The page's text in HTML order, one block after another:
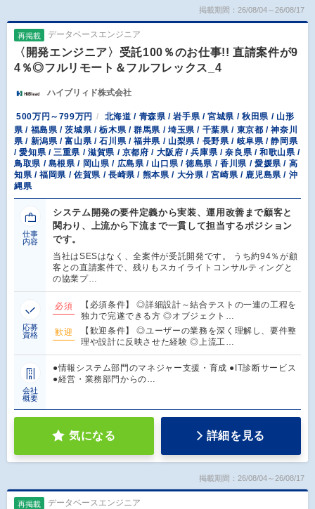
掲載期間：26/08/04～26/08/17
再掲載 データベースエンジニア
〈開発エンジニア〉受託100％のお仕事!! 直請案件が9
4％◎フルリモート＆フルフレックス_4
ハイブリィド株式会社
500万円～799万円
北海道 / 青森県 / 岩手県 / 宮城県 / 秋田県 / 山形
県 / 福島県 / 茨城県 / 栃木県 / 群馬県 / 埼玉県 / 千葉県 / 東京都 / 神奈川
県 / 新潟県 / 富山県 / 石川県 / 福井県 / 山梨県 / 長野県 / 岐阜県 / 静岡県
/ 愛知県 / 三重県 / 滋賀県 / 京都府 / 大阪府 / 兵庫県 / 奈良県 / 和歌山県 /
鳥取県 / 島根県 / 岡山県 / 広島県 / 山口県 / 徳島県 / 香川県 / 愛媛県 / 高
知県 / 福岡県 / 佐賀県 / 長崎県 / 熊本県 / 大分県 / 宮崎県 / 鹿児島県 / 沖
縄県
仕事
内容
システム開発の要件定義から実装、運用改善まで顧客と
関わり、上流から下流まで一貫して担当するポジション
です。
当社はSESはなく、全案件が受託開発です。 うち約94％が顧
客との直請案件で、残りもスカイライトコンサルティングと
の協業プ…
応募
資格
必須
【必須条件】 ◎詳細設計～結合テストの一連の工程を
独力で完遂できる方 ◎オブジェクト…
歓迎
【歓迎条件】 ◎ユーザーの業務を深く理解し、要件整
理や設計に反映させた経験 ◎上流工…
会社
概要
●情報システム部門のマネジャー支援・育成 ●IT診断サービス
●経営・業務部門からの…
気になる 詳細を見る
掲載期間：26/08/04～26/08/17
再掲載 データベースエンジニア